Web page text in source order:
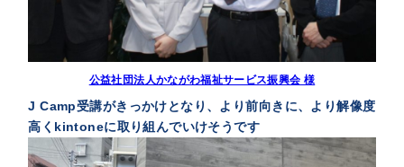
公益社団法人かながわ福祉サービス振興会 様
J Camp受講がきっかけとなり、より前向きに、より解像度
高くkintoneに取り組んでいけそうです